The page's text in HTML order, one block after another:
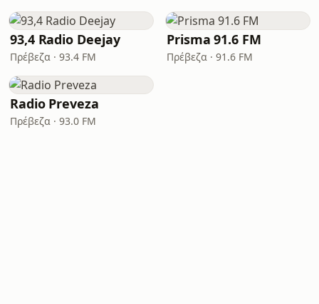
93,4 Radio Deejay
Πρέβεζα · 93.4 FM
Prisma 91.6 FM
Πρέβεζα · 91.6 FM
Radio Preveza
Πρέβεζα · 93.0 FM